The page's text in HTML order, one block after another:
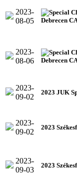
2023-
08-05
Debrecen
2023-
08-06
Debrecen
2023-
09-02
2023 JUK
2023-
09-02
2023
2023-
09-03
2023